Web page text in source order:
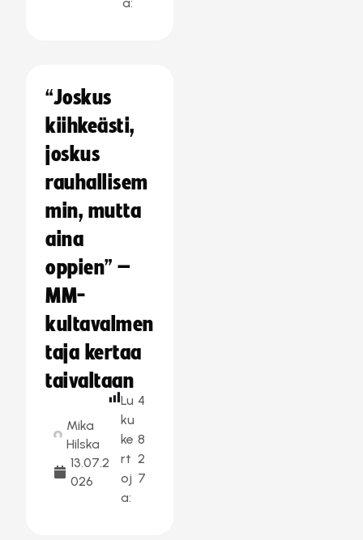
“Joskus
kiihkeästi,
joskus
rauhallisem
min, mutta
aina
oppien” –
MM-
kultavalmen
taja kertaa
taivaltaan
Mika
Hilska
13.07.2
026
Lu
ku
ke
rt
oj
a:
4
8
2
7